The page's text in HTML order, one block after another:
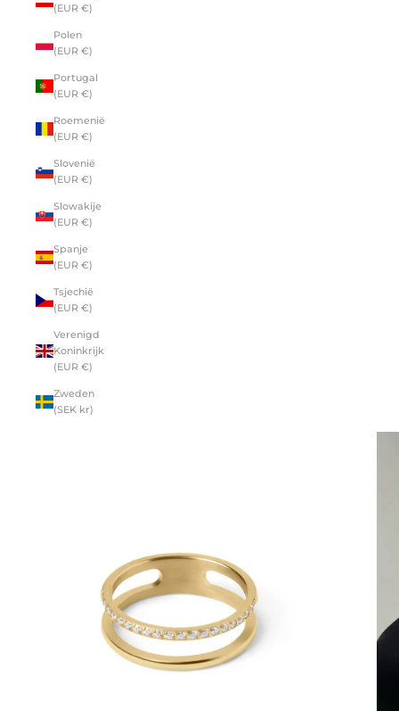
(EUR €)
Polen
(EUR €)
Portugal
(EUR €)
Roemenië
(EUR €)
Slovenië
(EUR €)
Slowakije
(EUR €)
Spanje
(EUR €)
Tsjechië
(EUR €)
Verenigd
Koninkrijk
(EUR €)
Zweden
(SEK kr)